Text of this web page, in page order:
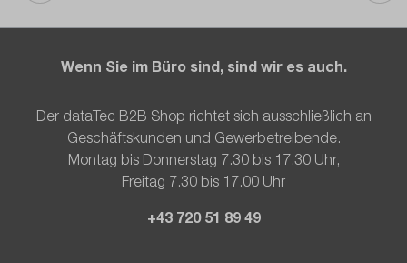
Wenn Sie im Büro sind, sind wir es auch.
Der dataTec B2B Shop richtet sich ausschließlich an
Geschäftskunden und Gewerbetreibende.
Montag bis Donnerstag 7.30 bis 17.30 Uhr,
Freitag 7.30 bis 17.00 Uhr
+43 720 51 89 49